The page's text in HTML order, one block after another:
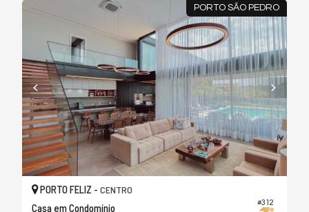
PORTO SÃO PEDRO
#312
PORTO FELIZ - CENTRO
Casa em Condomínio